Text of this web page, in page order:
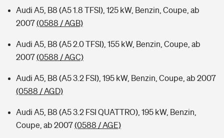
Kinderunfall-Check: Mehr Sicherheit für deine Kids
Typklassen: So ist Ihr Auto eingestuft
Sie haben Fragen?
Audi A5, B8 (A5 1.8 TFSI), 125 kW, Benzin, Coupe, ab
2007(0588 / AGB)
Audi A5, B8 (A5 2.0 TFSI), 155 kW, Benzin, Coupe, ab
2007(0588 / AGC)
Audi A5, B8 (A5 3.2 FSI), 195 kW, Benzin, Coupe, ab 2007
(0588 / AGD)
Audi A5, B8 (A5 3.2 FSI QUATTRO), 195 kW, Benzin,
Coupe, ab 2007(0588 / AGE)